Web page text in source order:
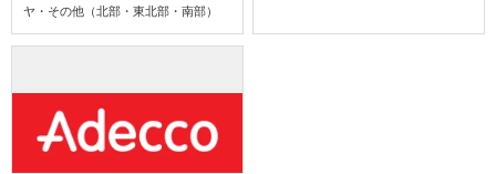
ヤ・その他（北部・東北部・南部）